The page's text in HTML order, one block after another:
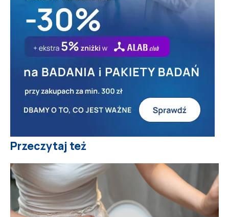
Przeczytaj też